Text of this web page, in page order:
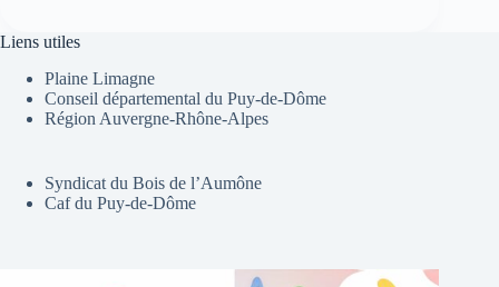
Liens utiles
Plaine Limagne
Conseil départemental du Puy-de-Dôme
Région Auvergne-Rhône-Alpes
Syndicat du Bois de l’Aumône
Caf du Puy-de-Dôme